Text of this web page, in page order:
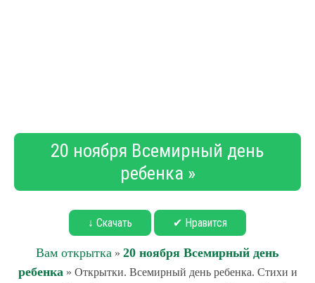
20 ноября Всемирный день
ребенка »
↓ Скачать ✔ Нравится
Вам открытка » 20 ноября Всемирный день
ребенка » Открытки. Всемирный день ребенка. Стихи и